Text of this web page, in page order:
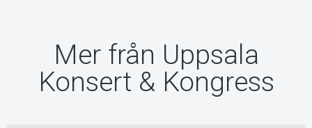
Mer från Uppsala
Konsert & Kongress